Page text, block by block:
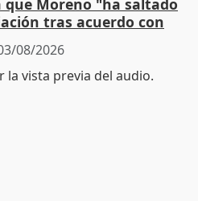
que Moreno "ha saltado
tras acuerdo con
08/2026